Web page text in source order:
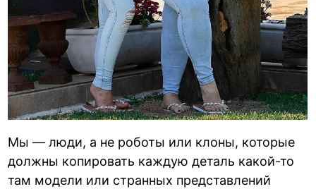
Мы — люди, а не роботы или клоны, которые
должны копировать каждую деталь какой-то
там модели или странных представлений